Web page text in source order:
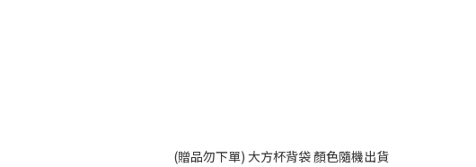
(贈品勿下單) 大方杯背袋 顏色隨機出貨